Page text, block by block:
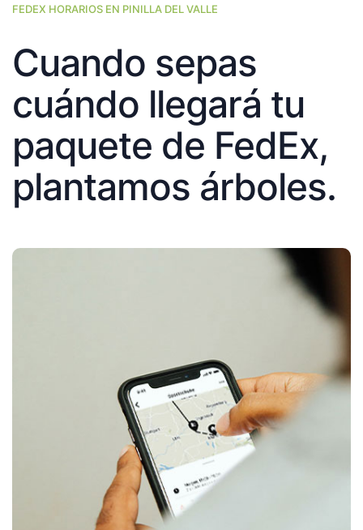
FEDEX HORARIOS EN PINILLA DEL VALLE
Cuando sepas
cuándo llegará tu
paquete de FedEx,
plantamos árboles.